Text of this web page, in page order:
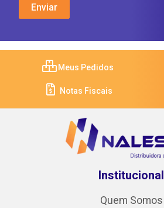
Meus Pedidos
Notas Fiscais
Institucional
Quem Somos